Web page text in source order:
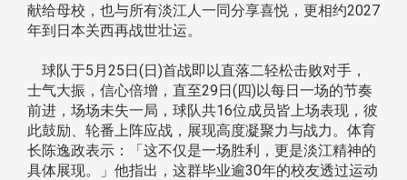
献给母校，也与所有淡江人一同分享喜悦，更相约2027
年到日本关西再战世壮运。
球队于5月25日(日)首战即以直落二轻松击败对手，
士气大振，信心倍增，直至29日(四)以每日一场的节奏
前进，场场未失一局，球队共16位成员皆上场表现，彼
此鼓励、轮番上阵应战，展现高度凝聚力与战力。体育
长陈逸政表示：「这不仅是一场胜利，更是淡江精神的
具体展现。」他指出，这群毕业逾30年的校友透过运动